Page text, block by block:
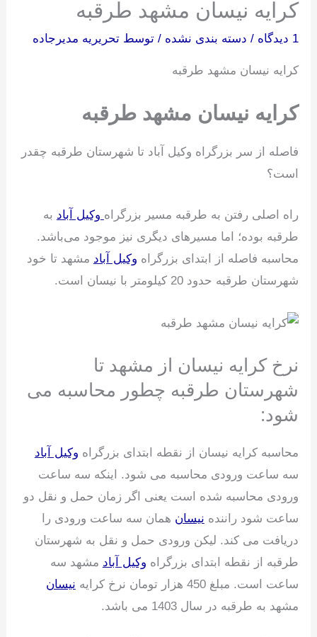
کرایه نیسان مشهد طرقبه
1 دیدگاه / دسته بندی نشده / توسطتحریریه مدیرجاده
کرایه نیسان مشهد طرقبه
کرایه نیسان مشهد طرقبه
فاصله از سر بزرگراه وکیل آباد تا شهرستان طرقبه چقدر
است؟
راه اصلی رفتن به طرقبه مسیر بزرگراه وکیل آباد به
طرقبه بوده؛ اما مسیرهای دیگری نیز موجود می‌باشد.
محاسبه فاصله از ابتدای بزرگراه وکیل آباد مشهد تا خود
شهرستان طرقبه حدود 20 کیلومتر با نیسان است.
نرخ کرایه نیسان از مشهد تا
شهرستان طرقبه چطور محاسبه می
شود:
محاسبه کرایه نیسان از نقطه ابتدای بزرگراه وکیل آباد
سه ساعت ورودی محاسبه می شود. اینکه سه ساعت
ورودی محاسبه شده است یعنی اگر زمان حمل و نقل دو
ساعت شود راننده نیسان همان سه ساعت ورودی را
دریافت می کند. لیکن ورودی حمل و نقل به شهرستان
طرقبه از نقطه ابتدای بزرگراه وکیل آباد مشهد سه
ساعت است. مبلغ 450 هزار تومان نرخ کرایه
نیسان
مشهد به طرقبه در سال 1403 می باشد.